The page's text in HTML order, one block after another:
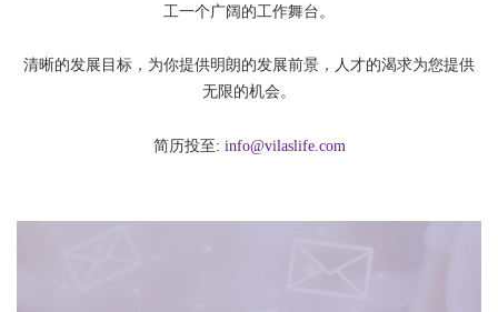
工一个广阔的工作舞台。
清晰的发展目标，为你提供明朗的发展前景，人才的渴求为您提供
无限的机会。
简历投至: info@vilaslife.com